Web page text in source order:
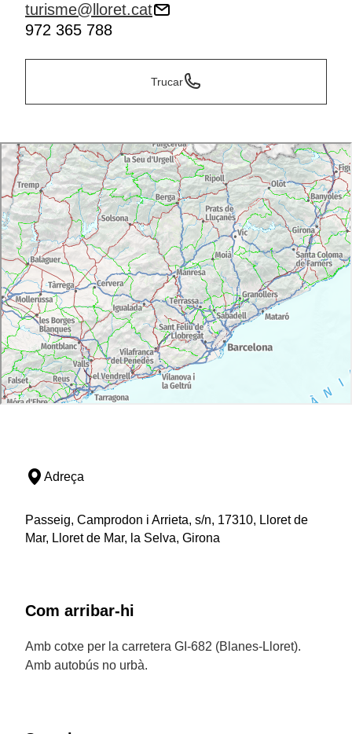
turisme@lloret.cat
972 365 788
Trucar
Adreça
Passeig, Camprodon i Arrieta, s/n, 17310, Lloret de
Mar, Lloret de Mar, la Selva, Girona
Com arribar-hi
Amb cotxe per la carretera GI-682 (Blanes-Lloret).
Amb autobús no urbà.